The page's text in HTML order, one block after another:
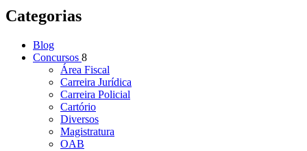
Categorias
Blog
Concursos 8
Área Fiscal
Carreira Jurídica
Carreira Policial
Cartório
Diversos
Magistratura
OAB